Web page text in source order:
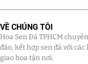
Quà Tặng Khách Hàng
Quà Tặng Sếp
Quà Tết
VỀ CHÚNG TÔI
Hoa Sen Đá TPHCM
đáo, kết hợp sen đá với
giao hoa tận nơi.